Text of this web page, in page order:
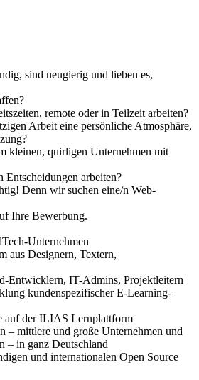
sind neugierig und lieben es,
remote oder in Teilzeit arbeiten?
Arbeit eine persönliche Atmosphäre,
kleinen, quirligen Unternehmen mit
Entscheidungen arbeiten?
Denn wir suchen eine/n Web-
Ihre Bewerbung.
Unternehmen
aus Designern, Textern,
Entwicklern, IT-Admins, Projektleitern
kundenspezifischer E-Learning-
auf der ILIAS Lernplattform
– mittlere und große Unternehmen und
– in ganz Deutschland
und internationalen Open Source